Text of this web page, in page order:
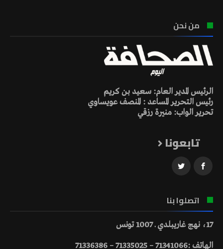
من نحن
الرئيس المدير العام: سعيد بن كريم
رئيس التحرير المساعد : المنصف عويساوي
تحرير الواب: منيرة رزقي
تابعونا
اتصلوا بنا
17، نهج غاريبلدي ـ 1007 تونس
الهاتف :71341066 – 71335025 – 71336386